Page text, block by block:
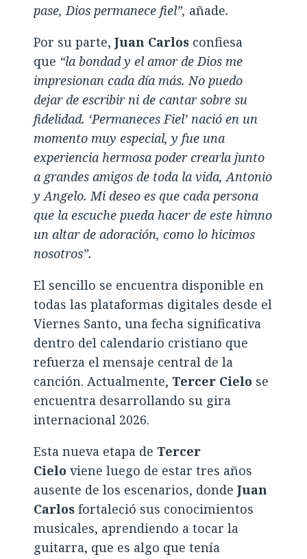
pase, Dios permanece fiel”, añade.
Por su parte,Juan Carlos confiesa
que “la bondad y el amor de Dios me
impresionan cada día más. No puedo
dejar de escribir ni de cantar sobre su
fidelidad. ‘Permaneces Fiel’ nació en un
momento muy especial, y fue una
experiencia hermosa poder crearla junto
a grandes amigos de toda la vida, Antonio
y Angelo. Mi deseo es que cada persona
que la escuche pueda hacer de este himno
un altar de adoración, como lo hicimos
nosotros”.
El sencillo se encuentra disponible en
todas las plataformas digitales desde el
Viernes Santo, una fecha significativa
dentro del calendario cristiano que
refuerza el mensaje central de la
canción. Actualmente, Tercer Cielo se
encuentra desarrollando su gira
internacional 2026.
Esta nueva etapa de Tercer
Cielo viene luego de estar tres años
ausente de los escenarios, dondeJuan
Carlos fortaleció sus conocimientos
musicales, aprendiendo a tocar la
guitarra, que es algo que tenía